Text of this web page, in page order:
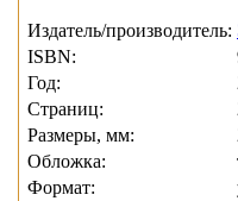
Издатель/производитель:
ISBN:
Год:
Страниц:
Размеры, мм:
Обложка:
Формат: